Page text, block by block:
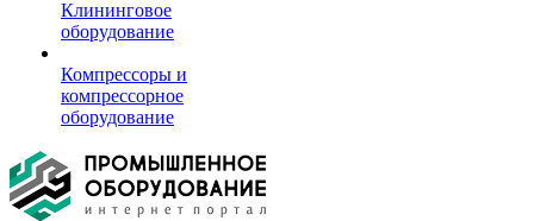
Клининговое
оборудование
Компрессоры и
компрессорное
оборудование